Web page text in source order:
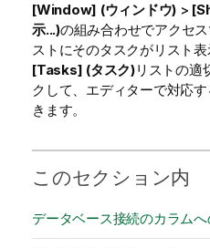
[Window] (ウィンドウ) >
示...)の組み合わせでアクセ
ストにそのタスクがリスト表
[Tasks] (タスク)リストの適
クして、エディターで対応
きます。
このセクション内
データベース接続のカラム